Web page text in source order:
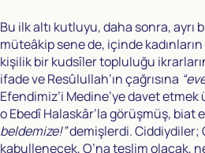
Bu ilk altı kutluyu, daha sonra, ayrı
müteâkip sene de, içinde
kişilik bir kudsîler topluluğu
ifade ve Resûlullah’ın çağrısına
Efendimiz’i Medine’ye davet
o Ebedî Halaskâr’la görüşmüş, biat
beldemize!”demişlerdi. Ciddiydiler;
kabullenecek, O’na teslim olacak,